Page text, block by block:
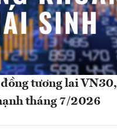
tương lai VN30,
tháng 7/2026